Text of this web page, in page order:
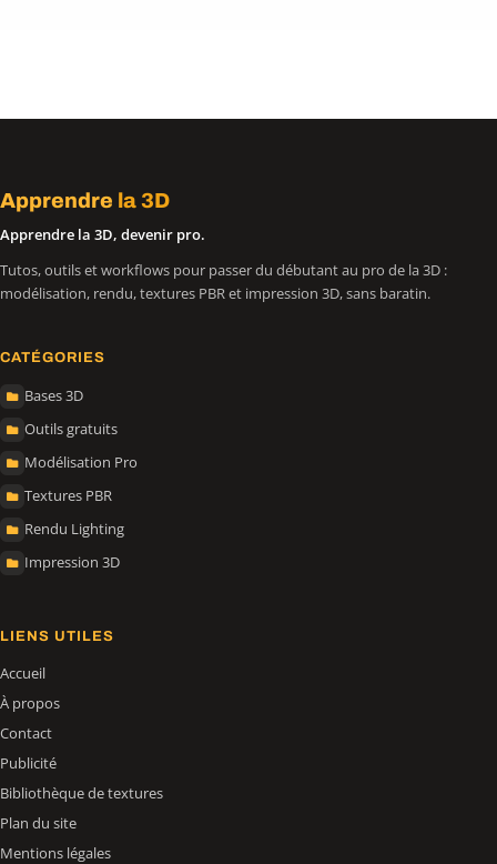
Apprendre la 3D
Apprendre la 3D, devenir pro.
Tutos, outils et workflows pour passer du débutant au pro de la 3D :
modélisation, rendu, textures PBR et impression 3D, sans baratin.
CATÉGORIES
Bases 3D
Outils gratuits
Modélisation Pro
Textures PBR
Rendu Lighting
Impression 3D
LIENS UTILES
Accueil
À propos
Contact
Publicité
Bibliothèque de textures
Plan du site
Mentions légales